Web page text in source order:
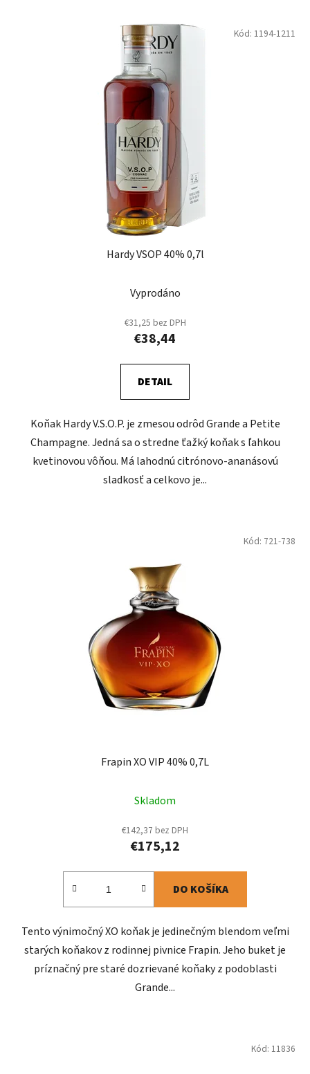
Hardy VSOP 40% 0,7l
Vyprodáno
€31,25 bez DPH
€38,44
DETAIL
Koňak Hardy V.S.O.P. je zmesou odrôd Grande a Petite
Champagne. Jedná sa o stredne ťažký koňak s ľahkou
kvetinovou vôňou. Má lahodnú citrónovo-ananásovú
sladkosť a celkovo je...
Kód: 1194-1211
Frapin XO VIP 40% 0,7L
Skladom
€142,37 bez DPH
€175,12
DO KOŠÍKA
Tento výnimočný XO koňak je jedinečným blendom veľmi
starých koňakov z rodinnej pivnice Frapin. Jeho buket je
príznačný pre staré dozrievané koňaky z podoblasti
Grande...
Kód: 721-738
Kód: 11836